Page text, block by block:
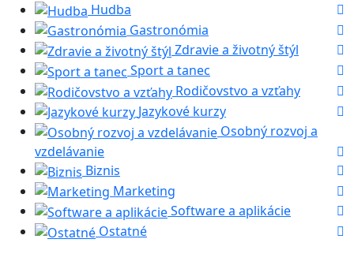
Hudba
Gastronómia
Zdravie a životný štýl
Sport a tanec
Rodičovstvo a vzťahy
Jazykové kurzy
Osobný rozvoj a
vzdelávanie
Biznis
Marketing
Software a aplikácie
Ostatné